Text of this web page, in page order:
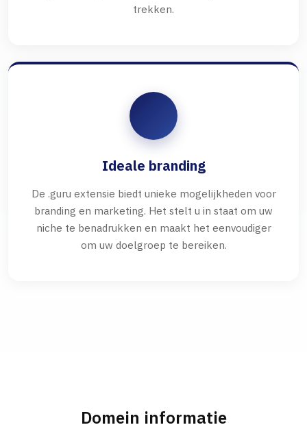
trekken.
Ideale branding
De .guru extensie biedt unieke mogelijkheden voor
branding en marketing. Het stelt u in staat om uw
niche te benadrukken en maakt het eenvoudiger
om uw doelgroep te bereiken.
Domein informatie